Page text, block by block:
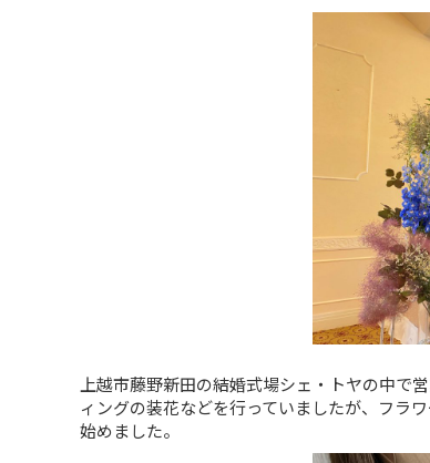
上越市藤野新田の結婚式場シェ・トヤの中で
ィングの装花などを行っていましたが、フラ
始めました。